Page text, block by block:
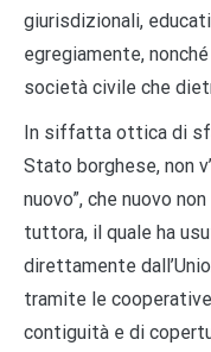
giurisdizionali,
egregiamente,
società civile che
In siffatta ottica di
Stato borghese, non
nuovo”, che nuovo
tuttora, il quale ha
direttamente
tramite le
contiguità e di